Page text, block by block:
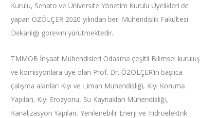
Kurulu, Senato ve Üniversite Yönetim Kurulu Üyelikleri de
yapan ÖZÖLÇER 2020 yılından beri Mühendislik Fakültesi
Dekanlığı görevini yürütmektedir.
TMMOB İnşaat Mühendisleri Odası’na çeşitli Bilimsel kuruluş
ve komisyonlara üye olan Prof. Dr. ÖZÖLÇER’in başlıca
çalışma alanları Kıyı ve Liman Mühendisliği, Kıyı Koruma
Yapıları, Kıyı Erozyonu, Su Kaynakları Mühendisliği,
Kanalizasyon Yapıları, Yenilenebilir Enerji ve Hidroelektrik